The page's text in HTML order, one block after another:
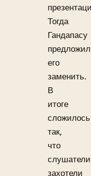
Тогда
Гандапасу
его
заменить.
В
итоге
сложилось
так,
что
слушатели
захотели